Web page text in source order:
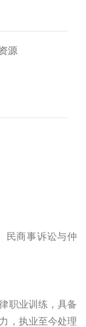
源
民商事诉讼与仲
职业训练，具备
，执业至今处理